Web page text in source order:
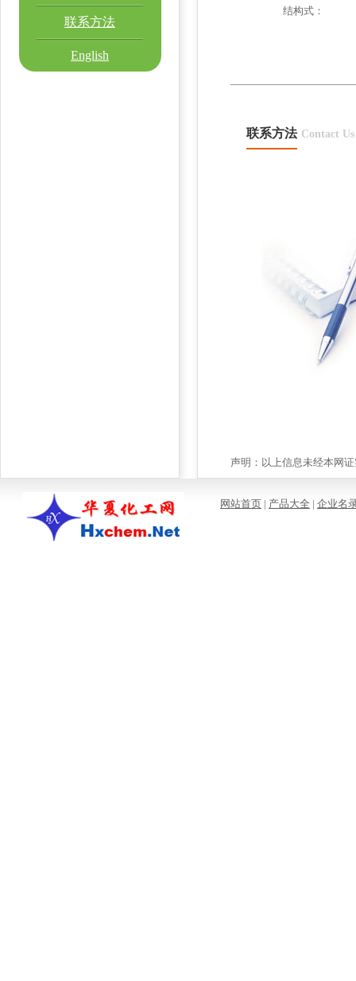
联系方法
English
结构式：
联系方法 Contact Us
声明：以上信息未经本网
网站首页 | 产品大全 | 企业名